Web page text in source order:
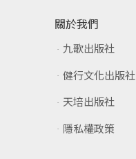
關於我們
九歌出版社
健行文化出版社
天培出版社
隱私權政策